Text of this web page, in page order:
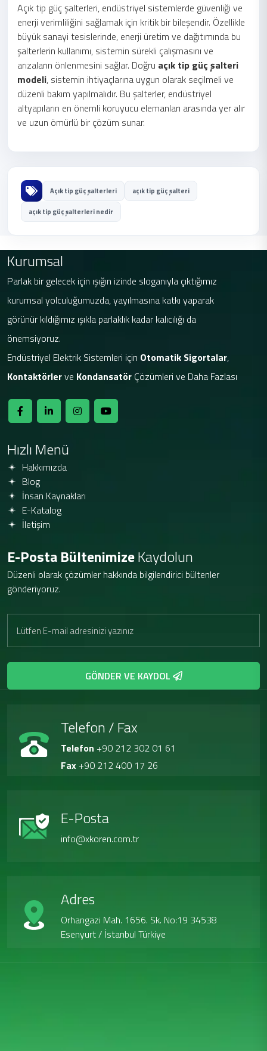
Açık tip güç şalterleri, endüstriyel sistemlerde güvenliği ve
enerji verimliliğini sağlamak için kritik bir bileşendir. Özellikle
büyük sanayi tesislerinde, enerji üretim ve dağıtımında bu
şalterlerin kullanımı, sistemin sürekli çalışmasını ve
arızaların önlenmesini sağlar. Doğru açık tip güç şalteri
modeli, sistemin ihtiyaçlarına uygun olarak seçilmeli ve
düzenli bakım yapılmalıdır. Bu şalterler, endüstriyel
altyapıların en önemli koruyucu elemanları arasında yer alır
ve uzun ömürlü bir çözüm sunar.
Açık tip güç şalterleri açık tip güç şalteri
açık tip güç şalterleri nedir
Kurumsal
Parlak bir gelecek için ışığın izinde sloganıyla çıktığımız
kurumsal yolculuğumuzda, yayılmasına katkı yaparak
görünür kıldığımız ışıkla parlaklık kadar kalıcılığı da
önemsiyoruz.
Endüstriyel Elektrik Sistemleri için Otomatik Sigortalar,
Kontaktörlerve Kondansatör Çözümleri ve Daha Fazlası
Hızlı Menü
Hakkımızda
Blog
İnsan Kaynakları
E-Katalog
İletişim
E-Posta BültenimizeKaydolun
Düzenli olarak çözümler hakkında bilgilendirici bültenler
gönderiyoruz.
GÖNDER VE KAYDOL
Telefon / Fax
Telefon +90 212 302 01 61
Fax +90 212 400 17 26
E-Posta
info@xkoren.com.tr
Adres
Orhangazi Mah. 1656. Sk. No:19 34538
Esenyurt / İstanbul Türkiye